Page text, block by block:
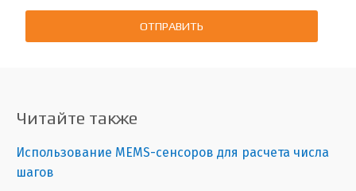
ОТПРАВИТЬ
Читайте также
Использование MEMS-сенсоров для расчета числа
шагов